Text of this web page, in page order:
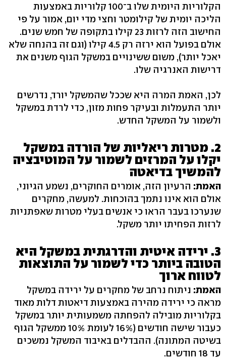
הקלוריות היומית שלו ב־100 קלוריות באמצעות
הליכה יומית של קילומטר וחצי מדי יום, אמור על פי
החישוב הזה לרזות 23 קילו בתקופה של חמש שנים.
אולם בפועל הוא ירזה רק ‭4.5‬ קילו (וגם זה בהנחה שלא
יאכל יותר‭,(‬ משום ששינויים במשקל הגוף משנים את
דרישות האנרגיה שלו.
לכן, האמת המרה היא שככל שהמשקל יורד, נדרשים
יותר התעמלות ובעיקר פחות מזון, כדי לרדת במשקל
ולשמור על המשקל החדש.
2. מטרות ריאליות של הורדה במשקל
יקלו על המרזים לשמור על המוטיבציה
להמשיך בדיאטה
האמת: הרעיון הזה, אומרים החוקרים, נשמע הגיוני,
אולם הוא אינו נתמך בהוכחות. למעשה, מחקרים
שנערכו בעבר הראו כי אנשים בעלי מטרות שאפתניות
לרזות הפחיתו יותר משקל.
3. ירידה איטית והדרגתית במשקל היא
הטובה ביותר כדי לשמור על התוצאות
לטווח ארוך
האמת: ניתוח נרחב של מחקרים על ירידה במשקל
מראה כי ירידה מהירה באמצעות דיאטות דלות מאוד
בקלוריות מובילה להפחתה משמעותית יותר במשקל
כעבור שישה חודשים ‭16%)‬ לעומת ‭10%‬ ממשקל הגוף
בשיטה המתונה‭.(‬ ההבדלים באיבוד המשקל נמשכים
עד 18 חודשים.